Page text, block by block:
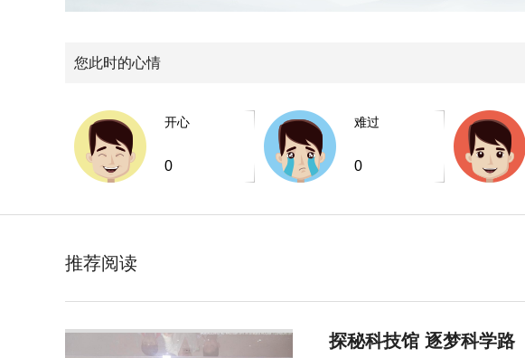
您此时的心情
开心
0
难过
0
推荐阅读
探秘科技馆 逐梦科学路